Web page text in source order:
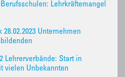
Berufsschulen: Lehrkräftemangel
Unternehmen
Lehrerverbände: Start in
vielen Unbekannten